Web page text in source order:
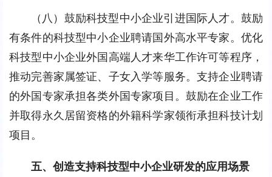
（八）鼓励科技型中小企业引进国际人才。鼓励
有条件的科技型中小企业聘请国外高水平专家。优化
科技型中小企业外国高端人才来华工作许可等程序，
推动完善家属签证、子女入学等服务。支持企业聘请
的外国专家承担各类外国专家项目。鼓励在企业工作
并取得永久居留资格的外籍科学家领衔承担科技计划
项目。
五、创造支持科技型中小企业研发的应用场景